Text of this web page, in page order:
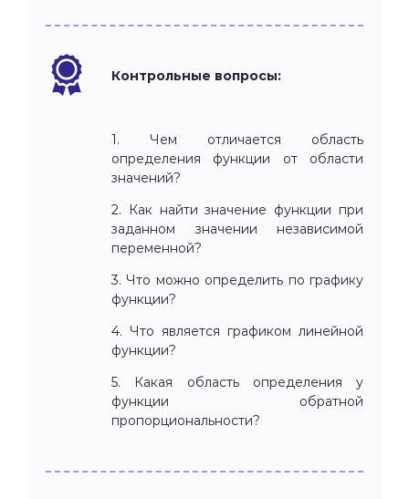
Контрольные вопросы:
1. Чем отличается область
определения функции от области
значений?
2. Как найти значение функции при
заданном значении независимой
переменной?
3. Что можно определить по графику
функции?
4. Что является графиком линейной
функции?
5. Какая область определения у
функции обратной
пропорциональности?